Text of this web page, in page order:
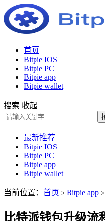
首页
Bitpie IOS
Bitpie PC
Bitpie app
Bitpie wallet
搜索 收起
最新推荐
Bitpie IOS
Bitpie PC
Bitpie app
Bitpie wallet
当前位置： 首页 > Bitpie app >
比特派钱包升级流